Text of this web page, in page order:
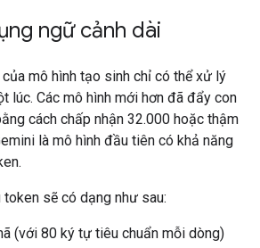
ngữ cảnh dài
mô hình tạo sinh chỉ có thể xử lý
lúc. Các mô hình mới hơn đã đẩy con
cách chấp nhận 32.000 hoặc thậm
là mô hình đầu tiên có khả năng
sẽ có dạng như sau:
(với 80 ký tự tiêu chuẩn mỗi dòng)